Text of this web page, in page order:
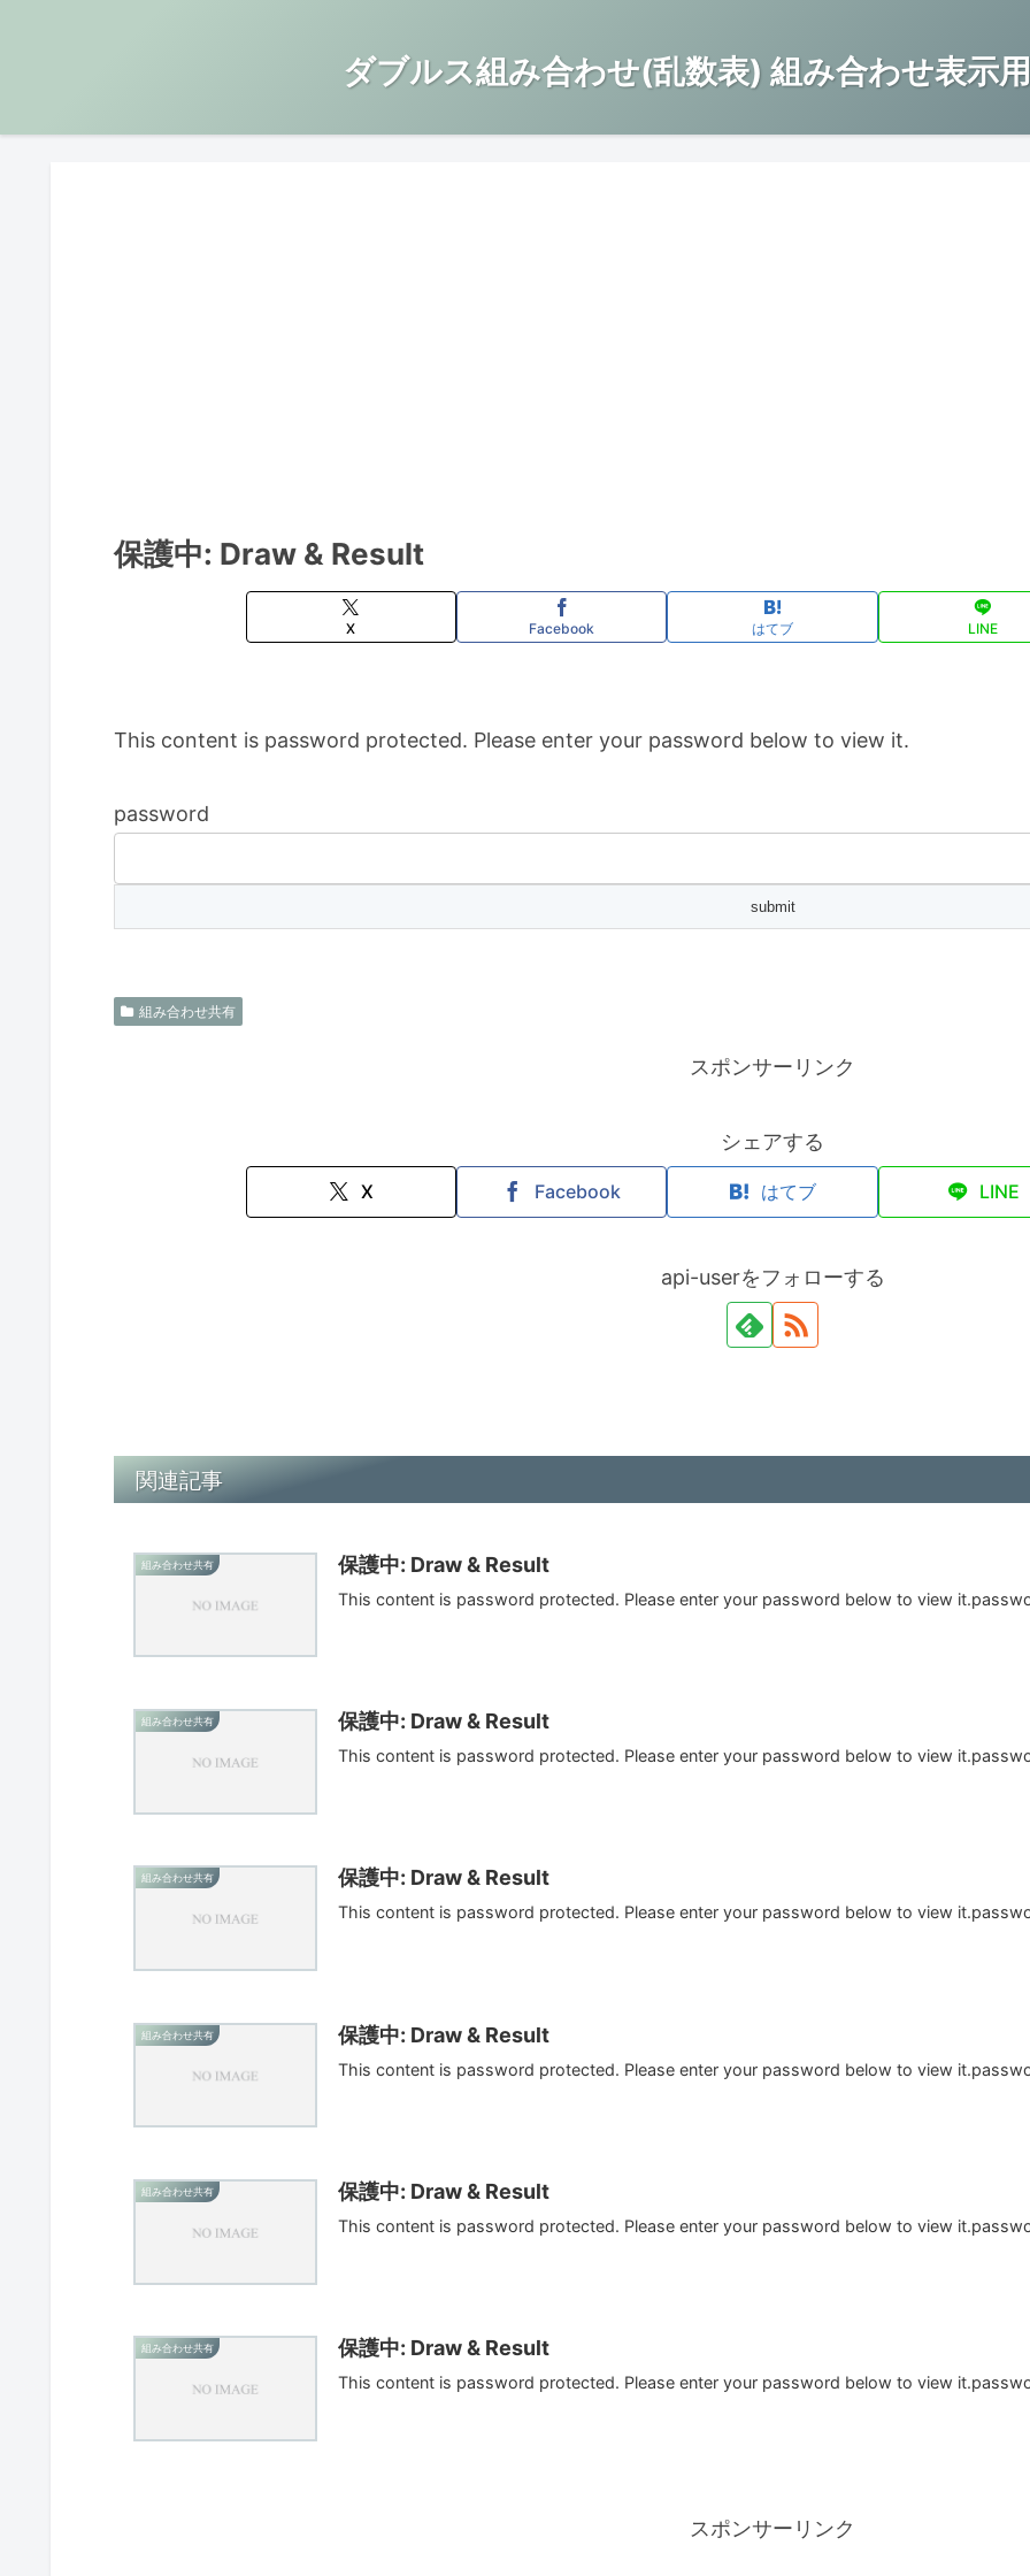
ダブルス組み合わせ(乱数表) 組み合わせ表示
保護中: Draw & Result
X Facebook はてブ LINE
This content is password protected. Please enter your password below to view it.
password
組み合わせ共有
スポンサーリンク
シェアする
X Facebook はてブ LINE
api-userをフォローする
関連記事
組み合わせ共有 保護中: Draw & Result
This content is password protected. Please enter your password below to view
組み合わせ共有 保護中: Draw & Result
This content is password protected. Please enter your password below to view
組み合わせ共有 保護中: Draw & Result
This content is password protected. Please enter your password below to view
組み合わせ共有 保護中: Draw & Result
This content is password protected. Please enter your password below to view
組み合わせ共有 保護中: Draw & Result
This content is password protected. Please enter your password below to view
組み合わせ共有 保護中: Draw & Result
This content is password protected. Please enter your password below to view
スポンサーリンク